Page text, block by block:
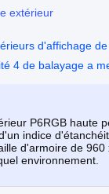
extérieur
d'affichage
4 de balayage a
P6RGB haute
indice
d'armoire de
environnement.